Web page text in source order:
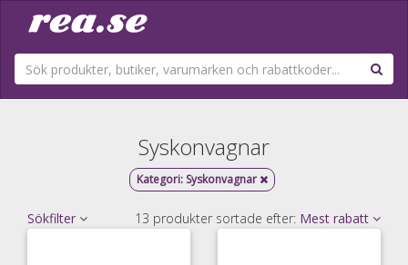
Syskonvagnar
Kategori: Syskonvagnar
Sökfilter 13 produkter sortade efter: Mest rabatt